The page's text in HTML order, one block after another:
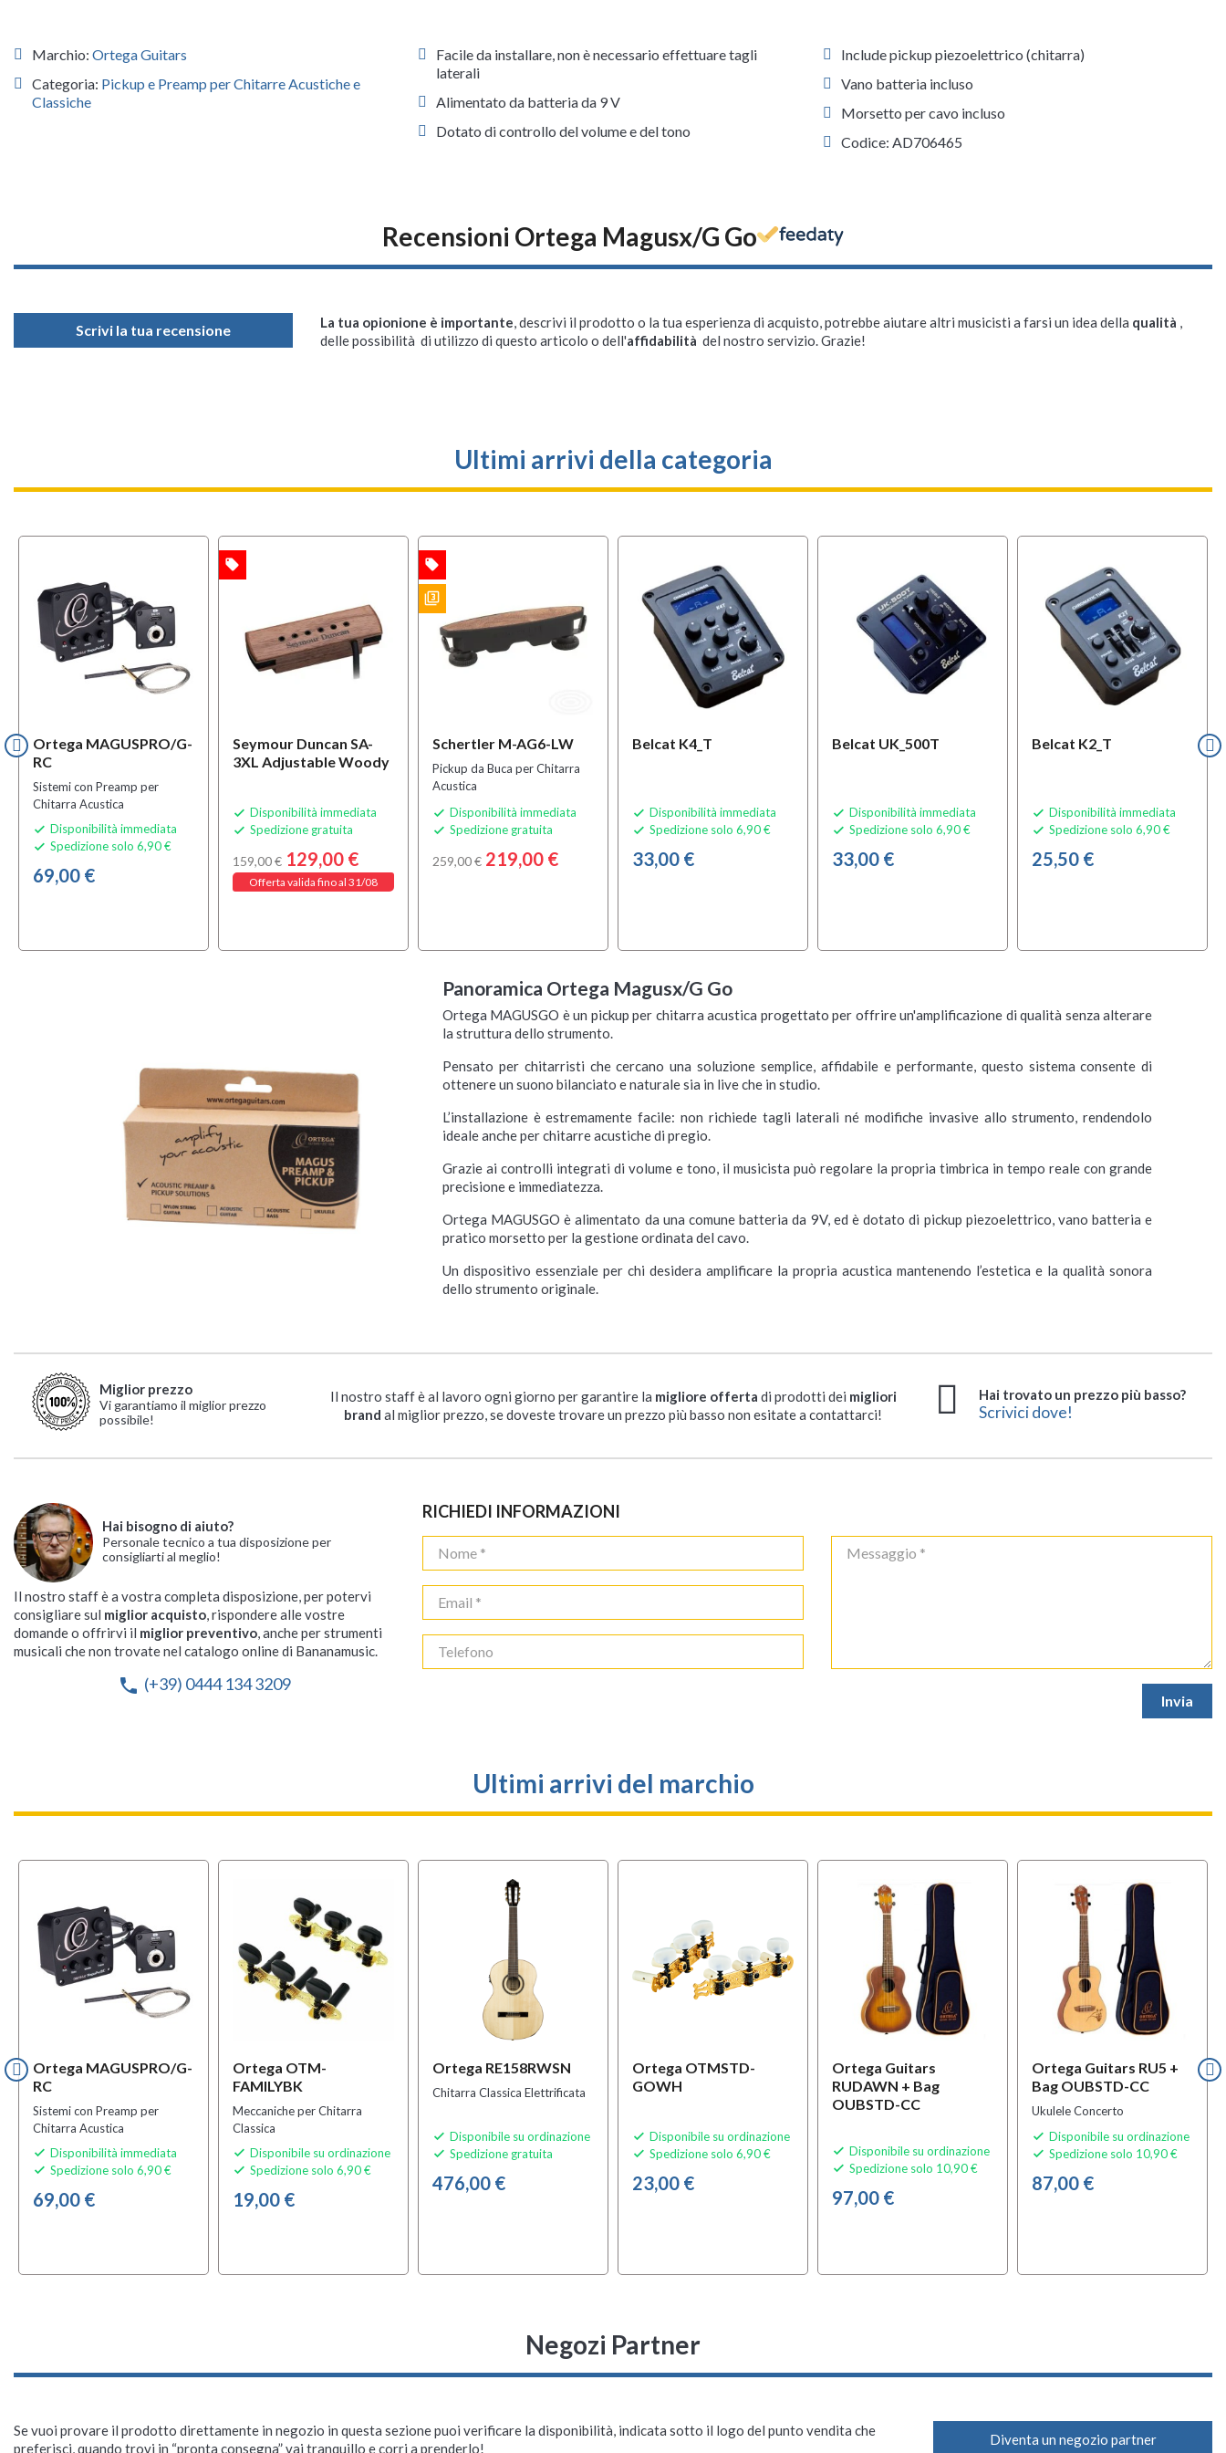
Marchio: Ortega Guitars
Categoria: Pickup e Preamp per Chitarre Acustiche e
Classiche
Facile da installare, non è necessario effettuare tagli
laterali
Alimentato da batteria da 9 V
Dotato di controllo del volume e del tono
Include pickup piezoelettrico (chitarra)
Vano batteria incluso
Morsetto per cavo incluso
Codice: AD706465
Recensioni Ortega Magusx/G Go
Scrivi la tua recensione La tua opionione è importante, descrivi il prodotto o la tua esperienza di acquisto, potrebbe aiutare altri musicisti a farsi un idea della qualità ,
delle possibilità di utilizzo di questo articolo o dell'affidabilità del nostro servizio. Grazie!
Ultimi arrivi della categoria
Ortega MAGUSPRO/G-
RC
Sistemi con Preamp per
Chitarra Acustica
 Disponibilità immediata
 Spedizione solo 6,90 €
69,00 €
Seymour Duncan SA-
3XL Adjustable Woody
 Disponibilità immediata
 Spedizione gratuita
159,00 € 129,00 €
Offerta valida fino al 31/08
local_offer
Schertler M-AG6-LW
Pickup da Buca per Chitarra
Acustica
 Disponibilità immediata
 Spedizione gratuita
259,00 € 219,00 €
local_offer
filter_3
Belcat K4_T
 Disponibilità immediata
 Spedizione solo 6,90 €
33,00 €
Belcat UK_500T
 Disponibilità immediata
 Spedizione solo 6,90 €
33,00 €
Belcat K2_T
 Disponibilità immediata
 Spedizione solo 6,90 €
25,50 €
Panoramica Ortega Magusx/G Go
Ortega MAGUSGO è un pickup per chitarra acustica progettato per offrire un'amplificazione di qualità senza alterare
la struttura dello strumento.
Pensato per chitarristi che cercano una soluzione semplice, affidabile e performante, questo sistema consente di
ottenere un suono bilanciato e naturale sia in live che in studio.
L’installazione è estremamente facile: non richiede tagli laterali né modifiche invasive allo strumento, rendendolo
ideale anche per chitarre acustiche di pregio.
Grazie ai controlli integrati di volume e tono, il musicista può regolare la propria timbrica in tempo reale con grande
precisione e immediatezza.
Ortega MAGUSGO è alimentato da una comune batteria da 9V, ed è dotato di pickup piezoelettrico, vano batteria e
pratico morsetto per la gestione ordinata del cavo.
Un dispositivo essenziale per chi desidera amplificare la propria acustica mantenendo l’estetica e la qualità sonora
dello strumento originale.
Miglior prezzo
Vi garantiamo il miglior prezzo
possibile!
Il nostro staff è al lavoro ogni giorno per garantire la migliore offerta di prodotti dei migliori
brand al miglior prezzo, se doveste trovare un prezzo più basso non esitate a contattarci!
Hai trovato un prezzo più basso?
Scrivici dove!
Hai bisogno di aiuto?
Personale tecnico a tua disposizione per
consigliarti al meglio!
Il nostro staff è a vostra completa disposizione, per potervi
consigliare sul miglior acquisto, rispondere alle vostre
domande o offrirvi il miglior preventivo, anche per strumenti
musicali che non trovate nel catalogo online di Bananamusic.
phone (+39) 0444 134 3209
RICHIEDI INFORMAZIONI
Ultimi arrivi del marchio
Ortega MAGUSPRO/G-
RC
Sistemi con Preamp per
Chitarra Acustica
 Disponibilità immediata
 Spedizione solo 6,90 €
69,00 €
Ortega OTM-
FAMILYBK
Meccaniche per Chitarra
Classica
 Disponibile su ordinazione
 Spedizione solo 6,90 €
19,00 €
Ortega RE158RWSN
Chitarra Classica Elettrificata
 Disponibile su ordinazione
 Spedizione gratuita
476,00 €
Ortega OTMSTD-
GOWH
 Disponibile su ordinazione
 Spedizione solo 6,90 €
23,00 €
Ortega Guitars
RUDAWN + Bag
OUBSTD-CC
 Disponibile su ordinazione
 Spedizione solo 10,90 €
97,00 €
Ortega Guitars RU5 +
Bag OUBSTD-CC
Ukulele Concerto
 Disponibile su ordinazione
 Spedizione solo 10,90 €
87,00 €
Negozi Partner
Se vuoi provare il prodotto direttamente in negozio in questa sezione puoi verificare la disponibilità, indicata sotto il logo del punto vendita che
preferisci, quando trovi in “pronta consegna” vai tranquillo e corri a prenderlo!
Diventa un negozio partner